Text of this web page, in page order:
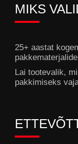
MIKS
25+ aastat
Lai tootevalik,
pakkimiseks